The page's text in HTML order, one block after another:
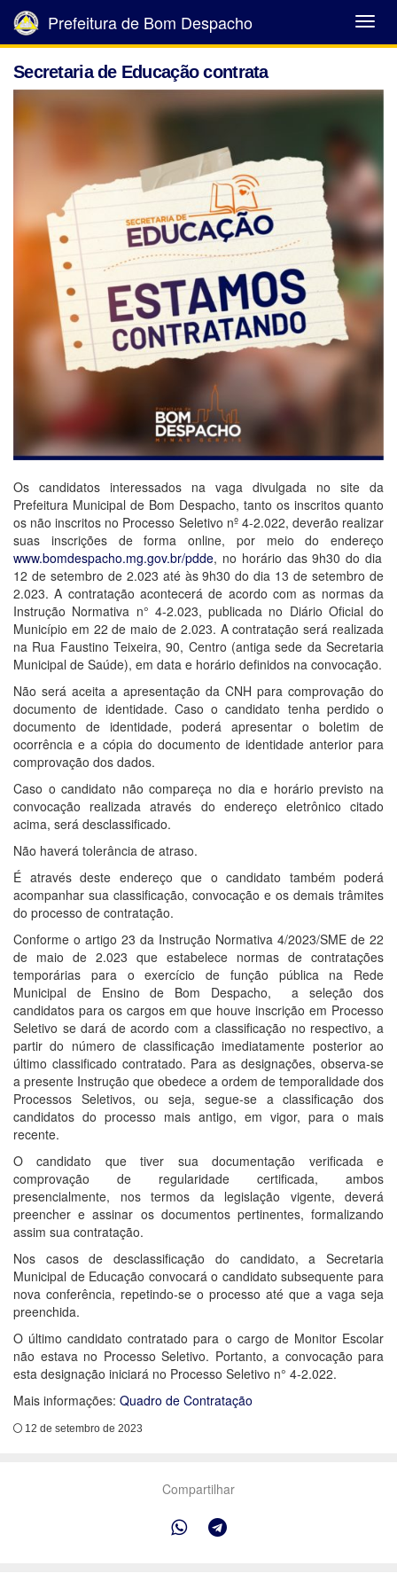
Abrir
Menu
Prefeitura de Bom Despacho
Secretaria de Educação contrata
Os candidatos interessados na vaga divulgada no site da
Prefeitura Municipal de Bom Despacho, tanto os inscritos quanto
os não inscritos no Processo Seletivo nº 4-2.022, deverão realizar
suas inscrições de forma online, por meio do endereço
www.bomdespacho.mg.gov.br/pdde, no horário das 9h30 do dia
12 de setembro de 2.023 até às 9h30 do dia 13 de setembro de
2.023.A contratação acontecerá de acordo com as normas da
Instrução Normativa n° 4-2.023, publicada no Diário Oficial do
Município em 22 de maio de 2.023. A contratação será realizada
na Rua Faustino Teixeira, 90, Centro (antiga sede da Secretaria
Municipal de Saúde), em data e horário definidos na convocação.
Não será aceita a apresentação da CNH para comprovação do
documento de identidade. Caso o candidato tenha perdido o
documento de identidade, poderá apresentar o boletim de
ocorrência e a cópia do documento de identidade anterior para
comprovação dos dados.
Caso o candidato não compareça no dia e horário previsto na
convocação realizada através do endereço eletrônico citado
acima, será desclassificado.
Não haverá tolerância de atraso.
É através deste endereço que o candidato também poderá
acompanhar sua classificação, convocação e os demais trâmites
do processo de contratação.
Conforme o artigo 23 da Instrução Normativa 4/2023/SME de 22
de maio de 2.023 que estabelece normas de contratações
temporárias para o exercício de função pública na Rede
Municipal de Ensino de Bom Despacho, a seleção dos
candidatos para os cargos em que houve inscrição em Processo
Seletivo se dará de acordo com a classificação no respectivo, a
partir do número de classificação imediatamente posterior ao
último classificado contratado. Para as designações, observa-se
a presente Instrução que obedece a ordem de temporalidade dos
Processos Seletivos, ou seja, segue-se a classificação dos
candidatos do processo mais antigo, em vigor, para o mais
recente.
O candidato que tiver sua documentação verificada e
comprovação de regularidade certificada, ambos
presencialmente, nos termos da legislação vigente, deverá
preencher e assinar os documentos pertinentes, formalizando
assim sua contratação.
Nos casos de desclassificação do candidato, a Secretaria
Municipal de Educação convocará o candidato subsequente para
nova conferência, repetindo-se o processo até que a vaga seja
preenchida.
O último candidato contratado para o cargo de Monitor Escolar
não estava no Processo Seletivo. Portanto, a convocação para
esta designação iniciará no Processo Seletivo n° 4-2.022.
Mais informações: Quadro de Contratação
12 de setembro de 2023
Compartilhar